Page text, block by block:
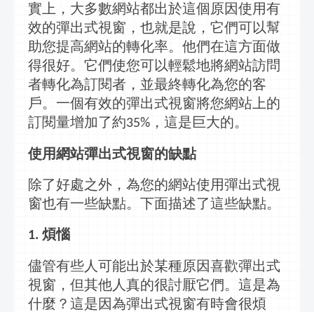
實上，大多數網站都出於這個原因使用有
效的彈出式視窗 ，也就是說，它們可以幫
助您提高網站的轉化率。他們在這方面做
得很好。它們使您可以輕鬆地將網站訪問
者轉化為訂閱者，並最終轉化為您的客
戶。一個有效的彈出式視窗將您網站上的
訂閱量增加了約35% ，這是巨大的。
使用網站彈出式視窗的缺點
除了好處之外，為您的網站使用彈出式視
窗也有一些缺點。下面描述了這些缺點。
1. 煩惱
儘管有些人可能出於某種原因喜歡彈出式
視窗 ，但其他人真的很討厭它們。這是為
什麼？這是因為彈出式視窗有時會很煩